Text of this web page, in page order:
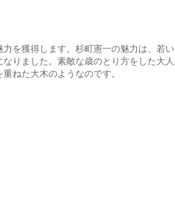
を獲得します。杉町憲一の魅力は、若い
りました。素敵な歳のとり方をした大人
ねた大木のようなのです。